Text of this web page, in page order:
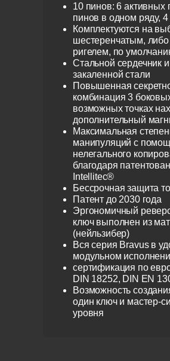
10 пинов: 6
пинов в одном ряду,
Комплектуются на
шестеренчатым,
ригелем, по
Стальной сердечник
закаленной стали
Повышенная
комбинация 3
возможных точках
дополнительный
Максимальная
манипуляций с
нелегального
благодаря
Intellitec®
Бессрочная защита
Патент до 2030 года
Эргономичный
ключ выполнен из
(нейльзибер)
Вся серия Bravus в
модульном
сертификация по
DIN 18252, DIN EN
Возможность
один ключ и мастер-
уровня